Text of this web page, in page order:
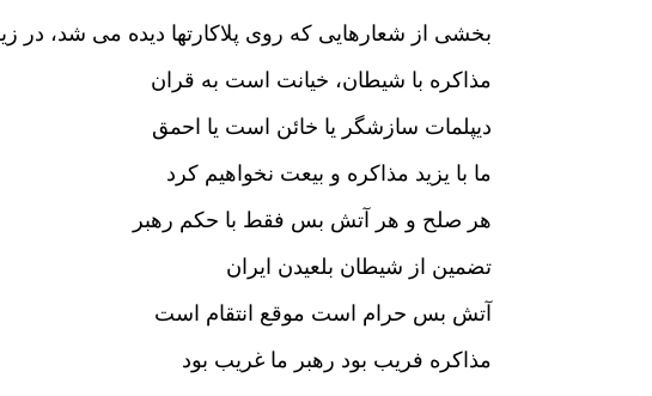
بخشی از شعارهایی که روی پلاکارتها دیده می شد، در
مذاکره با شیطان، خیانت است به قران
دیپلمات سازشگر یا خائن است یا احمق
ما با یزید مذاکره و بیعت نخواهیم کرد
هر صلح و هر آتش بس فقط با حکم رهبر
تضمین از شیطان بلعیدن ایران
آتش بس حرام است موقع انتقام است
مذاکره فریب بود رهبر ما غریب بود